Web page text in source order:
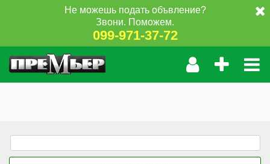
Не можешь подать объвление?
Звони. Поможем.
099-971-37-72